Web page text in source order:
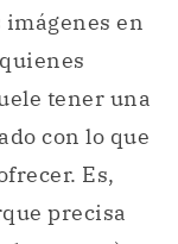
imágenes en
tener una
con lo que
Es,
precisa